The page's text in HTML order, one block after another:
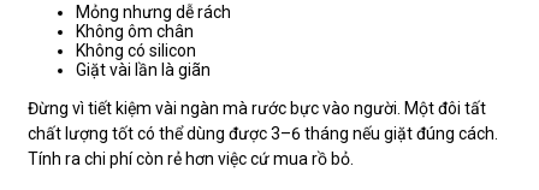
Mỏng nhưng dễ rách
Không ôm chân
Không có silicon
Giặt vài lần là giãn
Đừng vì tiết kiệm vài ngàn mà rước bực vào người. Một đôi tất
chất lượng tốt có thể dùng được 3–6 tháng nếu giặt đúng cách.
Tính ra chi phí còn rẻ hơn việc cứ mua rồ bỏ.